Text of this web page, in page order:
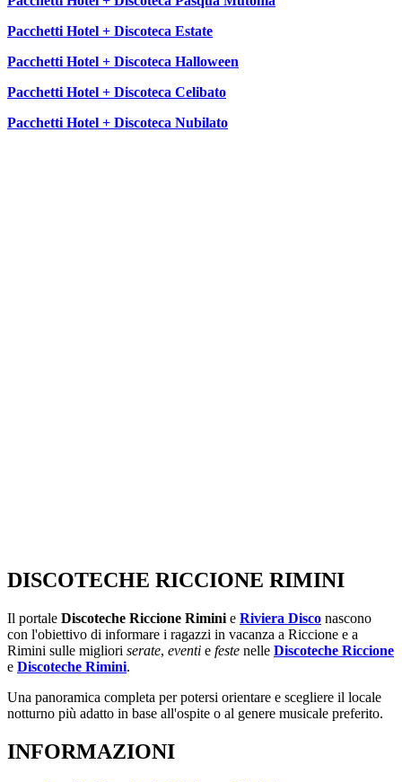
Pacchetti Hotel + Discoteca Estate
Pacchetti Hotel + Discoteca Halloween
Pacchetti Hotel + Discoteca Celibato
Pacchetti Hotel + Discoteca Nubilato
DISCOTECHE RICCIONE RIMINI
Il portale Discoteche Riccione Rimini e Riviera Disco nascono
con l'obiettivo di informare i ragazzi in vacanza a Riccione e a
Rimini sulle migliori serate, eventi e feste nelle Discoteche Riccione
e Discoteche Rimini.
Una panoramica completa per potersi orientare e scegliere il locale
notturno più adatto in base all'ospite o al genere musicale preferito.
INFORMAZIONI